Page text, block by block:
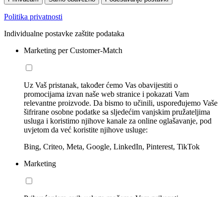
Politika privatnosti
Individualne postavke zaštite podataka
Marketing per Customer-Match
Uz Vaš pristanak, također ćemo Vas obavijestiti o
promocijama izvan naše web stranice i pokazati Vam
relevantne proizvode. Da bismo to učinili, uspoređujemo Vaše
šifrirane osobne podatke sa sljedećim vanjskim pružateljima
usluga i koristimo njihove kanale za online oglašavanje, pod
uvjetom da već koristite njihove usluge:
Bing, Criteo, Meta, Google, LinkedIn, Pinterest, TikTok
Marketing